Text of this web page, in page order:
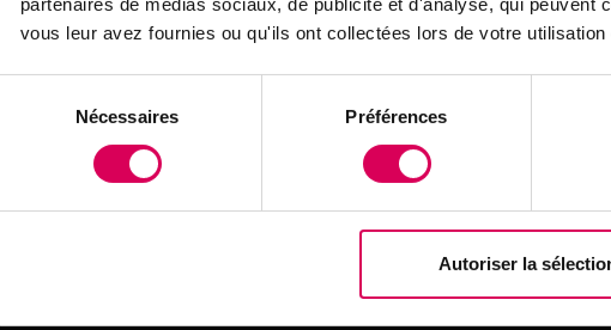
vous leur avez fournies ou qu'ils ont collectées lors de votre
consentement
Nécessaires Préférences
Autoriser la
Ce numéro vous propose une immersion
Bonne lecture !
Toutes les publications